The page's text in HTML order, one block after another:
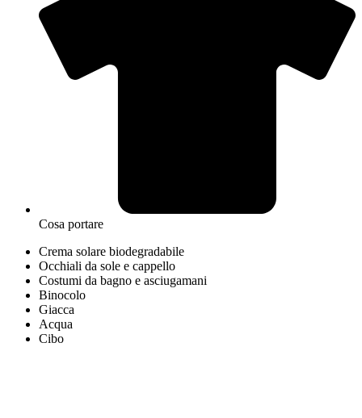
Cosa portare
Crema solare biodegradabile
Occhiali da sole e cappello
Costumi da bagno e asciugamani
Binocolo
Giacca
Acqua
Cibo